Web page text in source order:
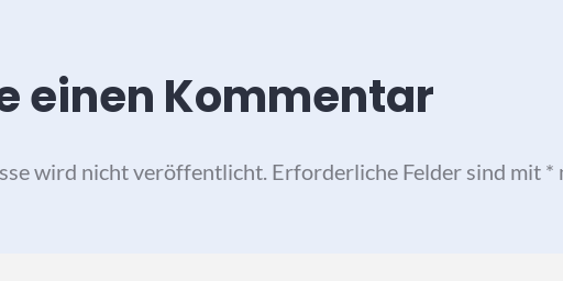
einen Kommentar
wird nicht veröffentlicht. Erforderliche Felder sind mit *